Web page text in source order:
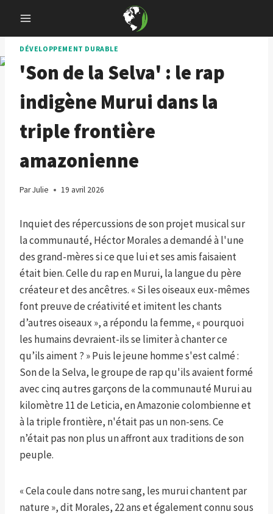
content
DÉVELOPPEMENT DURABLE
'Son de la Selva' : le rap
indigène Murui dans la
triple frontière
amazonienne
ParJulie 19 avril 2026
Inquiet des répercussions de son projet musical sur
la communauté, Héctor Morales a demandé à l'une
des grand-mères si ce que lui et ses amis faisaient
était bien. Celle du rap en Murui, la langue du père
créateur et des ancêtres. « Si les oiseaux eux-mêmes
font preuve de créativité et imitent les chants
d’autres oiseaux », a répondu la femme, « pourquoi
les humains devraient-ils se limiter à chanter ce
qu’ils aiment ? » Puis le jeune homme s'est calmé :
Son de la Selva, le groupe de rap qu'ils avaient formé
avec cinq autres garçons de la communauté Murui au
kilomètre 11 de Leticia, en Amazonie colombienne et
à la triple frontière, n'était pas un non-sens. Ce
n’était pas non plus un affront aux traditions de son
peuple.
« Cela coule dans notre sang, les murui chantent par
nature », dit Morales, 22 ans et également connu sous